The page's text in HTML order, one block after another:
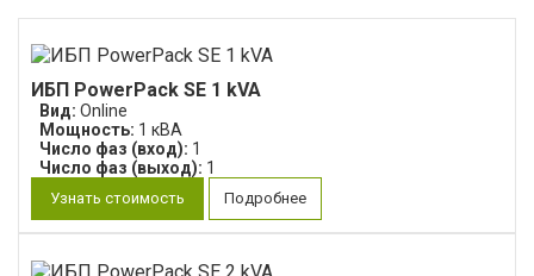
ИБП PowerPack SE 1 kVA
Вид: Online
Мощность: 1 кВА
Число фаз (вход): 1
Число фаз (выход): 1
Узнать стоимость Подробнее